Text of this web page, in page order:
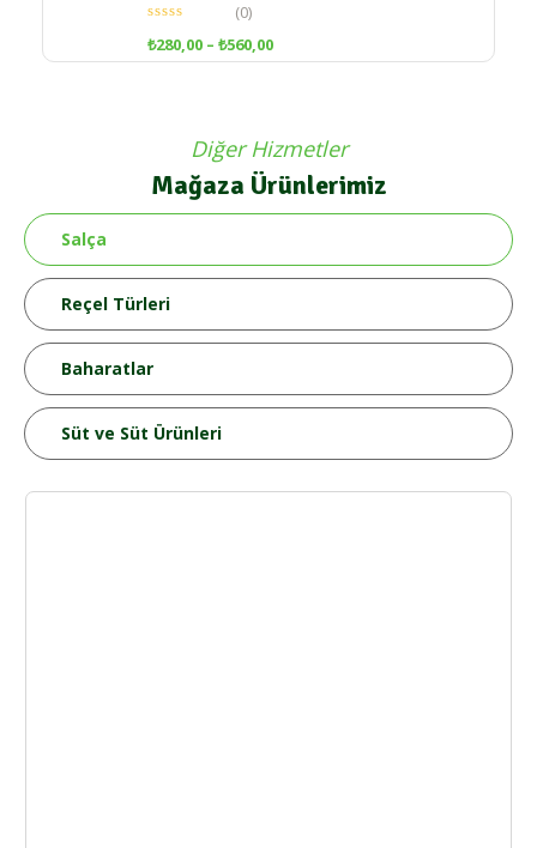
(0)
₺280,00 – ₺560,00
Diğer Hizmetler
Mağaza Ürünlerimiz
Salça
Reçel Türleri
Baharatlar
Süt ve Süt Ürünleri